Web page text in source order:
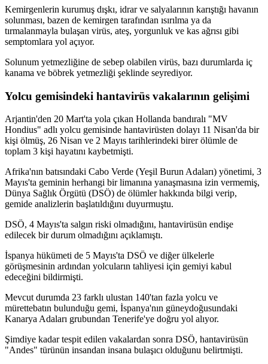
Kemirgenlerin kurumuş dışkı, idrar ve salyalarının karıştığı havanın
solunması, bazen de kemirgen tarafından ısırılma ya da
tırmalanmayla bulaşan virüs, ateş, yorgunluk ve kas ağrısı gibi
semptomlara yol açıyor.
Solunum yetmezliğine de sebep olabilen virüs, bazı durumlarda iç
kanama ve böbrek yetmezliği şeklinde seyrediyor.
Yolcu gemisindeki hantavirüs vakalarının gelişimi
Arjantin'den 20 Mart'ta yola çıkan Hollanda bandıralı "MV
Hondius" adlı yolcu gemisinde hantavirüsten dolayı 11 Nisan'da bir
kişi ölmüş, 26 Nisan ve 2 Mayıs tarihlerindeki birer ölümle de
toplam 3 kişi hayatını kaybetmişti.
Afrika'nın batısındaki Cabo Verde (Yeşil Burun Adaları) yönetimi, 3
Mayıs'ta geminin herhangi bir limanına yanaşmasına izin vermemiş,
Dünya Sağlık Örgütü (DSÖ) de ölümler hakkında bilgi verip,
gemide analizlerin başlatıldığını duyurmuştu.
DSÖ, 4 Mayıs'ta salgın riski olmadığını, hantavirüsün endişe
edilecek bir durum olmadığını açıklamıştı.
İspanya hükümeti de 5 Mayıs'ta DSÖ ve diğer ülkelerle
görüşmesinin ardından yolcuların tahliyesi için gemiyi kabul
edeceğini bildirmişti.
Mevcut durumda 23 farklı ulustan 140'tan fazla yolcu ve
mürettebatın bulunduğu gemi, İspanya'nın güneydoğusundaki
Kanarya Adaları grubundan Tenerife'ye doğru yol alıyor.
Şimdiye kadar tespit edilen vakalardan sonra DSÖ, hantavirüsün
"Andes" türünün insandan insana bulaşıcı olduğunu belirtmişti.